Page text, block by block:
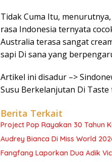
Tidak Cuma Itu,
rasa Indonesia ternyata
Australia terasa sangat
sapi Di sana yang
Artikel ini disadur –>
Susu Berkelanjutan Di
Berita Terkait
Project Pop Rayakan 30 Tahun
Audrey Bianca Di Miss World
Fangfang Laporkan Dua Adik